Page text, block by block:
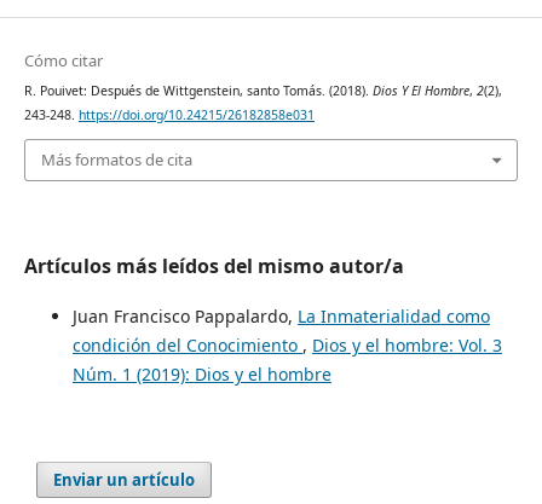
Cómo citar
R. Pouivet: Después de Wittgenstein, santo Tomás. (2018). Dios Y El Hombre, 2(2),
243-248. https://doi.org/10.24215/26182858e031
Más formatos de cita
Artículos más leídos del mismo autor/a
Juan Francisco Pappalardo, La Inmaterialidad como
condición del Conocimiento , Dios y el hombre: Vol. 3
Núm. 1 (2019): Dios y el hombre
Enviar un artículo